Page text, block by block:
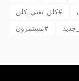
كلن_يعني_كلن#
مستمرون#